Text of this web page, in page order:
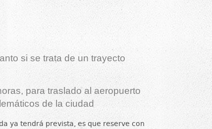
si se trata de un trayecto
para traslado al aeropuerto
de la ciudad
ya tendrá prevista, es que reserve con